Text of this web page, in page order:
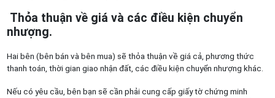
Thỏa thuận về giá và các điều kiện chuyển
nhượng.
Hai bên (bên bán và bên mua) sẽ thỏa thuận về giá cả, phương thức
thanh toán, thời gian giao nhận đất, các điều kiện chuyển nhượng khác.
Nếu có yêu cầu, bên bạn sẽ cần phải cung cấp giấy tờ chứng minh